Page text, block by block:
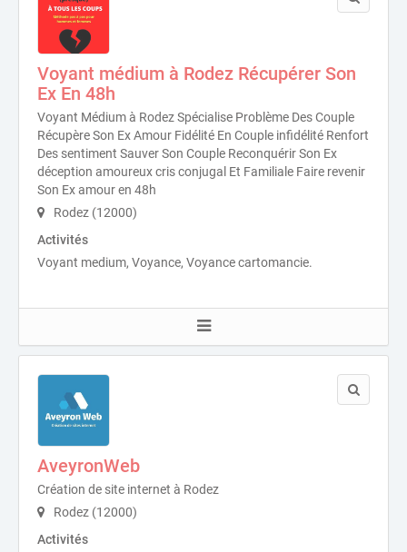
Voyant médium à Rodez Récupérer Son
Ex En 48h
Voyant Médium à Rodez Spécialise Problème Des Couple
Récupère Son Ex Amour Fidélité En Couple infidélité Renfort
Des sentiment Sauver Son Couple Reconquérir Son Ex
déception amoureux cris conjugal Et Familiale Faire revenir
Son Ex amour en 48h
Rodez (12000)
Activités
Voyant medium, Voyance, Voyance cartomancie.
AveyronWeb
Création de site internet à Rodez
Rodez (12000)
Activités